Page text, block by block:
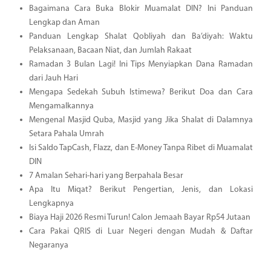
Bagaimana Cara Buka Blokir Muamalat DIN? Ini Panduan
Lengkap dan Aman
Panduan Lengkap Shalat Qobliyah dan Ba’diyah: Waktu
Pelaksanaan, Bacaan Niat, dan Jumlah Rakaat
Ramadan 3 Bulan Lagi! Ini Tips Menyiapkan Dana Ramadan
dari Jauh Hari
Mengapa Sedekah Subuh Istimewa? Berikut Doa dan Cara
Mengamalkannya
Mengenal Masjid Quba, Masjid yang Jika Shalat di Dalamnya
Setara Pahala Umrah
Isi Saldo TapCash, Flazz, dan E-Money Tanpa Ribet di Muamalat
DIN
7 Amalan Sehari-hari yang Berpahala Besar
Apa Itu Miqat? Berikut Pengertian, Jenis, dan Lokasi
Lengkapnya
Biaya Haji 2026 Resmi Turun! Calon Jemaah Bayar Rp54 Jutaan
Cara Pakai QRIS di Luar Negeri dengan Mudah & Daftar
Negaranya